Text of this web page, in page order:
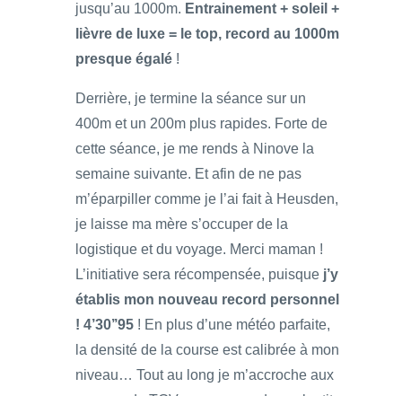
jusqu’au 1000m. Entrainement + soleil +
lièvre de luxe = le top, record au 1000m
presque égalé !
Derrière, je termine la séance sur un
400m et un 200m plus rapides. Forte de
cette séance, je me rends à Ninove la
semaine suivante. Et afin de ne pas
m’éparpiller comme je l’ai fait à Heusden,
je laisse ma mère s’occuper de la
logistique et du voyage. Merci maman !
L’initiative sera récompensée, puisque j’y
établis mon nouveau record personnel
! 4’30’’95 ! En plus d’une météo parfaite,
la densité de la course est calibrée à mon
niveau… Tout au long je m’accroche aux